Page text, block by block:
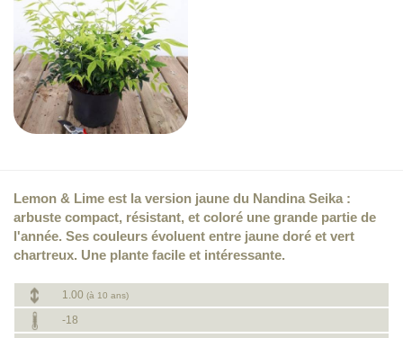
Lemon & Lime est la version jaune du Nandina Seika :
arbuste compact, résistant, et coloré une grande partie de
l'année. Ses couleurs évoluent entre jaune doré et vert
chartreux. Une plante facile et intéressante.
1.00 (à 10 ans)
-18